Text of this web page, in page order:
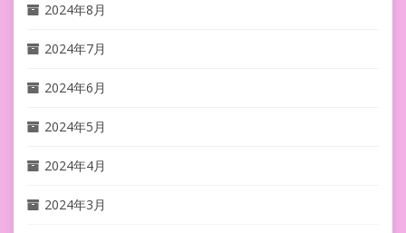
2024年8月
2024年7月
2024年6月
2024年5月
2024年4月
2024年3月